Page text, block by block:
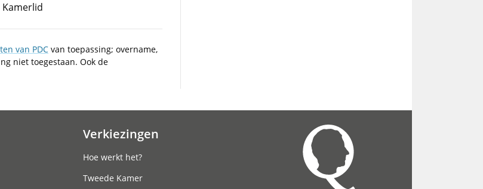
Kamerlid
van PDC van toepassing; overname,
niet toegestaan. Ook de
Verkiezingen
Hoe werkt het?
Tweede Kamer